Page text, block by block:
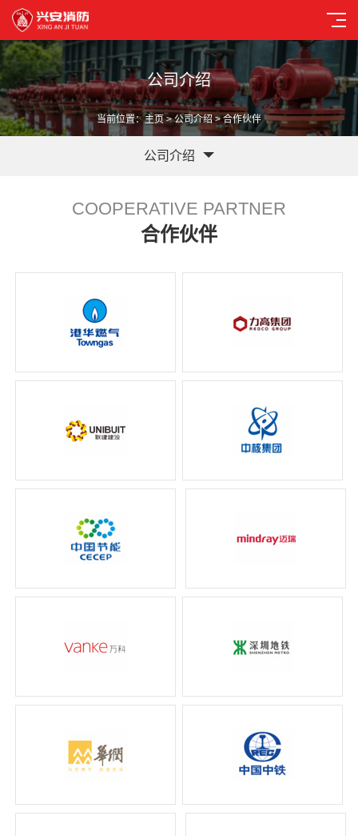
公司介绍
当前位置：主页>公司介绍 > 合作伙伴
公司介绍
COOPERATIVE PARTNER
合作伙伴